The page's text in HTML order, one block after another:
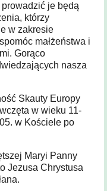
prowadzić je będą
którzy
w zakresie
małżeństwa i
Gorąco
nasza
Skauty Europy
w wieku 11-
w Kościele po
Maryi Panny
Jezusa Chrystusa